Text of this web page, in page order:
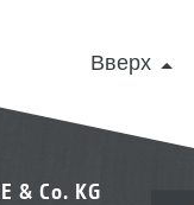
Вверх
& Co. KG